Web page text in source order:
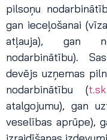
pilsoņu
gan ieceļošanai
atļauja), gan
nodarbinātību).
devējs uzņemas
nodarbinātību (t.sk
atalgojumu), gan
veselības aprūpe),